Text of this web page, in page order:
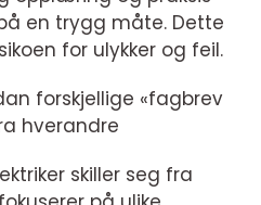
en trygg måte. Dette
for ulykker og feil.
forskjellige «fagbrev
hverandre
skiller seg fra